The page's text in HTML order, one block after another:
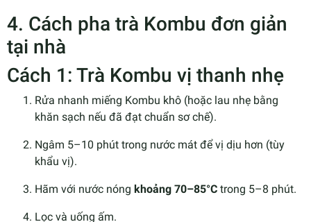
4. Cách pha trà Kombu đơn giản
tại nhà
Cách 1: Trà Kombu vị thanh nhẹ
Rửa nhanh miếng Kombu khô (hoặc lau nhẹ bằng
khăn sạch nếu đã đạt chuẩn sơ chế).
Ngâm 5–10 phút trong nước mát để vị dịu hơn (tùy
khẩu vị).
Hãm với nước nóng khoảng 70–85°C trong 5–8 phút.
Lọc và uống ấm.